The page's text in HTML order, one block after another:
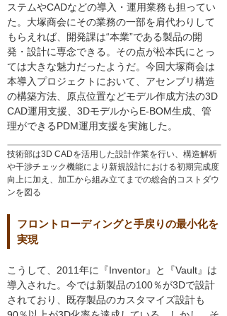
技術部は3D CADを活用した設計作業を行い、構造解析
や干渉チェック機能により新規設計における初期完成度
向上に加え、加工から組み立てまでの総合的コストダウ
ンを図る
ステムやCADなどの導入・運用業務も担ってい
た。大塚商会にその業務の一部を肩代わりして
もらえれば、開発課は“本業”である製品の開
発・設計に専念できる。その点が松本氏にとっ
ては大きな魅力だったようだ。今回大塚商会は
本導入プロジェクトにおいて、アセンブリ構造
の構築方法、原点位置などモデル作成方法の3D
CAD運用支援、3DモデルからE-BOM生成、管
理ができるPDM運用支援を実施した。
フロントローディングと手戻りの最小化を
実現
こうして、2011年に『Inventor』と『Vault』は
導入された。今では新製品の100％が3Dで設計
されており、既存製品のカスタマイズ設計も